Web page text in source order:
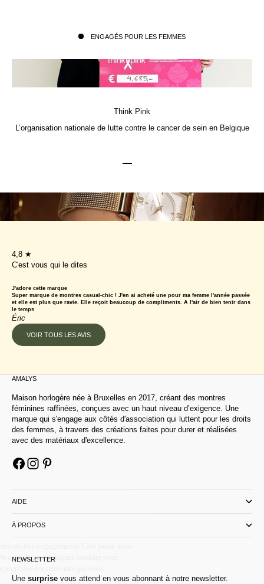
ENGAGÉS POUR LES FEMMES
Think Pink
L’organisation nationale de lutte contre le cancer de sein en Belgique
4,8 ★
C'est vous qui le dites
J'adore cette marque
Super marque de montres casual-chic ! J'en ai acheté une pour ma femme l'année passée
et elle est plus que ravie. Elle reçoit beaucoup de compliments. A l'air de bien tenir dans
le temps
Éric
VOIR TOUS LES AVIS
AMALYS
Maison horlogère née à Bruxelles en 2017, créant des montres
féminines raffinées, conçues avec un haut niveau d’exigence. Une
marque qui s'engage aux côtés d'association qui luttent pour les droits
des femmes, à travers des créations faites pour durer et réalisées
avec des matériaux d'excellence.
AIDE
À PROPOS
NEWSLETTER
Une surprise vous attend en vous abonnant à notre newsletter.